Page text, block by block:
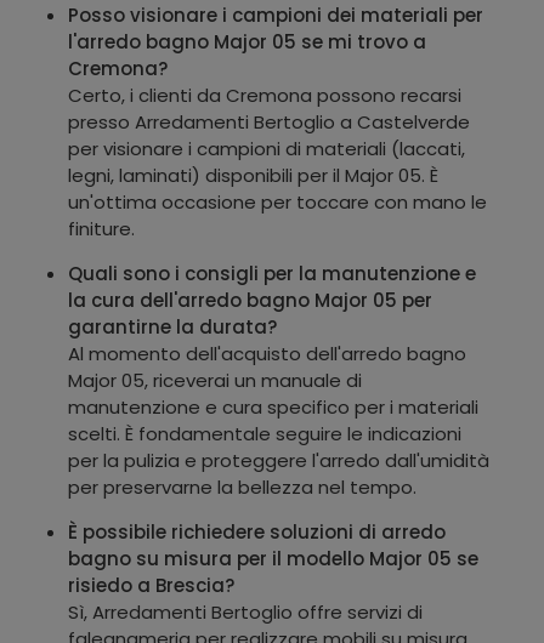
Posso visionare i campioni dei materiali per
l'arredo bagno Major 05 se mi trovo a
Cremona?
Certo, i clienti da Cremona possono recarsi
presso Arredamenti Bertoglio a Castelverde
per visionare i campioni di materiali (laccati,
legni, laminati) disponibili per il Major 05. È
un'ottima occasione per toccare con mano le
finiture.
Quali sono i consigli per la manutenzione e
la cura dell'arredo bagno Major 05 per
garantirne la durata?
Al momento dell'acquisto dell'arredo bagno
Major 05, riceverai un manuale di
manutenzione e cura specifico per i materiali
scelti. È fondamentale seguire le indicazioni
per la pulizia e proteggere l'arredo dall'umidità
per preservarne la bellezza nel tempo.
È possibile richiedere soluzioni di arredo
bagno su misura per il modello Major 05 se
risiedo a Brescia?
Sì, Arredamenti Bertoglio offre servizi di